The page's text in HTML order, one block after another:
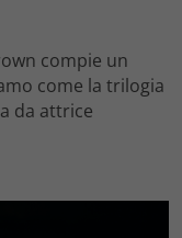
compie un
come la trilogia
da attrice